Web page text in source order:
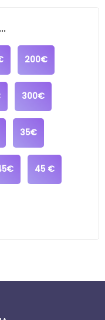
200€
300€
35€
45 €